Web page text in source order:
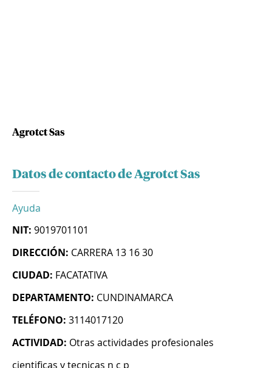
Agrotct Sas
Datos de contacto de Agrotct Sas
Ayuda
NIT: 9019701101
DIRECCIÓN: CARRERA 13 16 30
CIUDAD: FACATATIVA
DEPARTAMENTO: CUNDINAMARCA
TELÉFONO: 3114017120
ACTIVIDAD: Otras actividades profesionales
cientificas y tecnicas n c p